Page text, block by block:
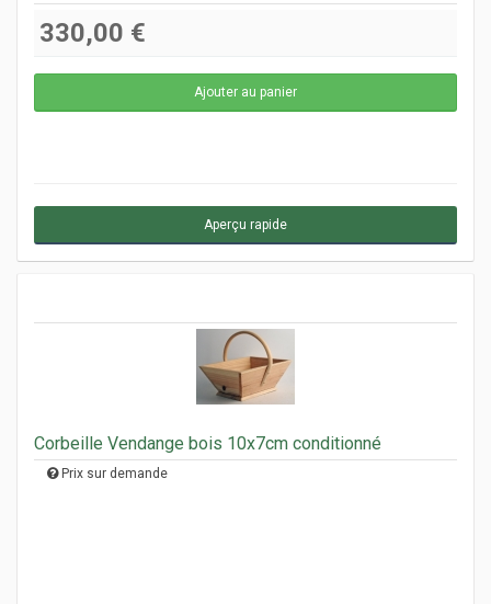
330,00 €
Aperçu rapide
Corbeille Vendange bois 10x7cm conditionné
Prix sur demande